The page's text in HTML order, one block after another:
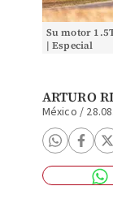
Su motor
| Especial
ARTURO
México /